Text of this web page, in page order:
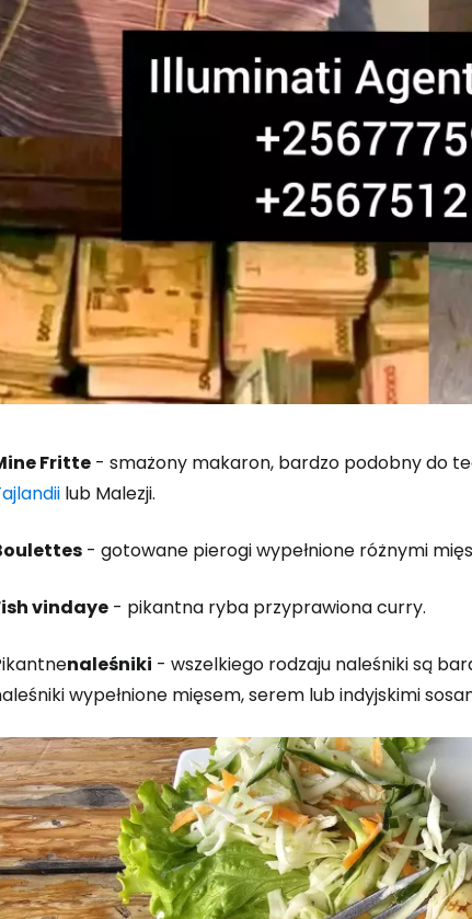
Fritte - smażony makaron, bardzo podobny do
lub Malezji.
- gotowane pierogi wypełnione różnymi
vindaye - pikantna ryba przyprawiona curry.
naleśniki - wszelkiego rodzaju naleśniki są
wypełnione mięsem, serem lub indyjskimi